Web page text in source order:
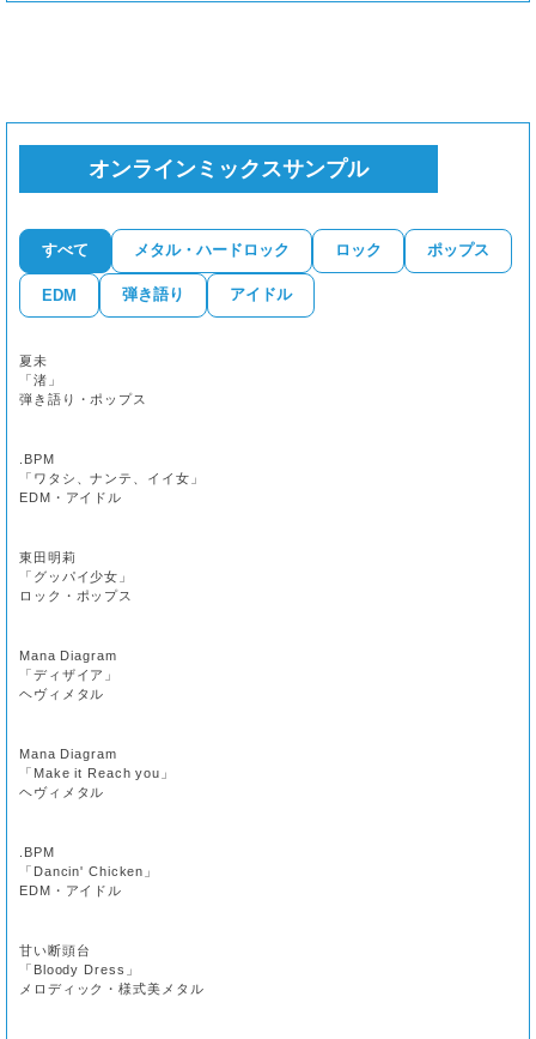
オンラインミックスサンプル
すべて メタル・ハードロック ロック ポップス
EDM 弾き語り アイドル
夏未
「渚」
弾き語り・ポップス
.BPM
「ワタシ、ナンテ、イイ女」
EDM・アイドル
東田明莉
「グッパイ少女」
ロック・ポップス
Mana Diagram
「ディザイア」
ヘヴィメタル
Mana Diagram
「Make it Reach you」
ヘヴィメタル
.BPM
「Dancin' Chicken」
EDM・アイドル
甘い断頭台
「Bloody Dress」
メロディック・様式美メタル